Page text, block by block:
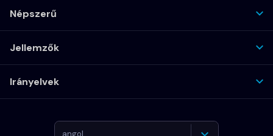
Népszerű
Jellemzők
Irányelvek
angol